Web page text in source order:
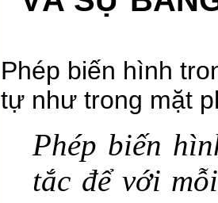
Phép biến hình
tự như trong mặt
Phép biến
tắc để với